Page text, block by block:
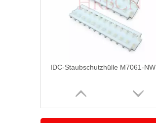
IDC-Staubschutzhülle M7061-NW